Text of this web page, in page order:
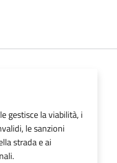
gestisce la viabilità, i
le sanzioni
strada e ai